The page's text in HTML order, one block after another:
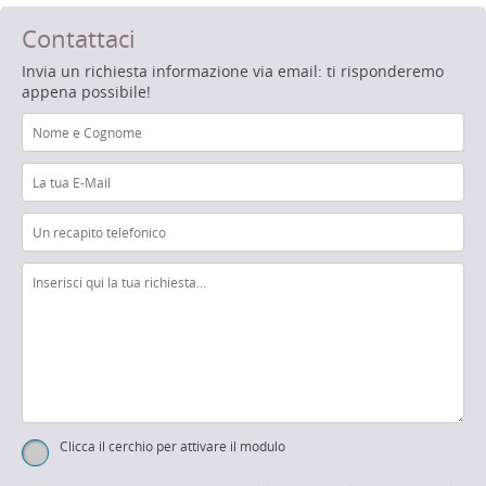
Contattaci
Invia un richiesta informazione via email: ti risponderemo
appena possibile!
Clicca il cerchio per attivare il modulo